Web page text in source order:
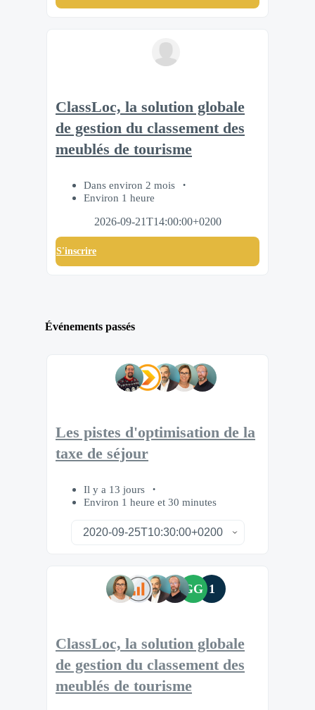
ClassLoc, la solution globale
de gestion du classement des
meublés de tourisme
Dans environ 2 mois
Environ 1 heure
2026-09-21T14:00:00+0200
S'inscrire
Événements passés
Les pistes d'optimisation de la
taxe de séjour
Il y a 13 jours
Environ 1 heure et 30 minutes
GG 1
ClassLoc, la solution globale
de gestion du classement des
meublés de tourisme